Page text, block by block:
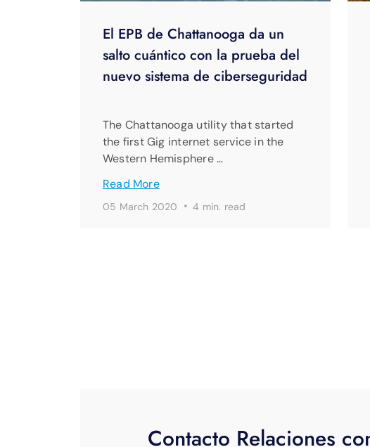
El EPB de Chattanooga da un
salto cuántico con la prueba del
nuevo sistema de ciberseguridad
The Chattanooga utility that started
the first Gig internet service in the
Western Hemisphere …
Read More
05 March 2020 ·4 min. read
Contacto Relaciones